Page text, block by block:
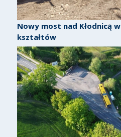
Nowy most nad Kłodnicą
kształtów